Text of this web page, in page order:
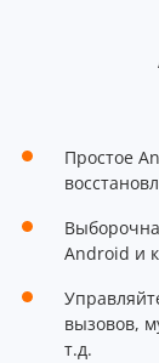
Простое
Android и
вызовов,
т.д.